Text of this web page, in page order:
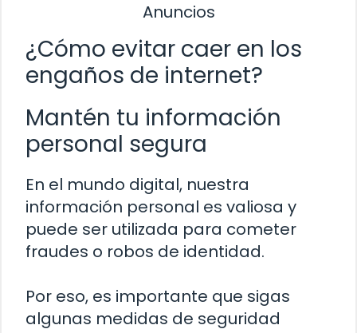
Anuncios
¿Cómo evitar caer en los
engaños de internet?
Mantén tu información
personal segura
En el mundo digital, nuestra
información personal es valiosa y
puede ser utilizada para cometer
fraudes o robos de identidad.
Por eso, es importante que sigas
algunas medidas de seguridad